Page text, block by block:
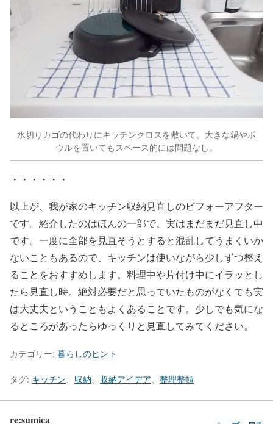
水切りカゴの代わりにキッチンクロスを敷いて。大きな鍋やボ
ウルを置いてもスペース的には問題なし。
・・・・・・
以上が、我が家のキッチン収納見直しのビフォーアフター
です。紹介したのはほんの一部で、実はまだまだ見直し中
です。一度に全部を見直そうとすると混乱してうまくいか
ないこともあるので、キッチンは使いながら少しずつ整え
ることをおすすめします。料理中や片付け中にイラッとし
たら見直し時。絶対必要だと思っていたものがなくても実
は大丈夫ということもよくあることです。少しでも気にな
るところがあったらゆっくりと見直してみてください。
カテゴリー: 暮らしのヒント
タグ: キッチン 収納 収納アイデア 整理整頓
re:sumica